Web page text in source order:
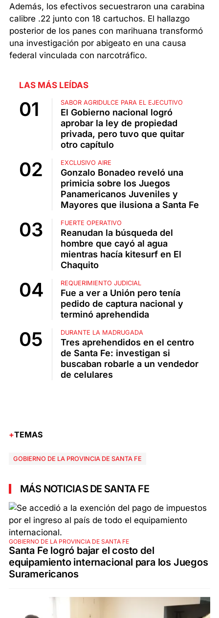
Además, los efectivos secuestraron una carabina
calibre .22 junto con 18 cartuchos. El hallazgo
posterior de los panes con marihuana transformó
una investigación por abigeato en una causa
federal vinculada con narcotráfico.
LAS MÁS LEÍDAS
SABOR AGRIDULCE PARA EL EJECUTIVO
El Gobierno nacional logró
aprobar la ley de propiedad
privada, pero tuvo que quitar
otro capítulo
EXCLUSIVO AIRE
Gonzalo Bonadeo reveló una
primicia sobre los Juegos
Panamericanos Juveniles y
Mayores que ilusiona a Santa Fe
FUERTE OPERATIVO
Reanudan la búsqueda del
hombre que cayó al agua
mientras hacía kitesurf en El
Chaquito
REQUERIMIENTO JUDICIAL
Fue a ver a Unión pero tenía
pedido de captura nacional y
terminó aprehendida
DURANTE LA MADRUGADA
Tres aprehendidos en el centro
de Santa Fe: investigan si
buscaban robarle a un vendedor
de celulares
TEMAS
GOBIERNO DE LA PROVINCIA DE SANTA FE
MÁS NOTICIAS DE SANTA FE
GOBIERNO DE LA PROVINCIA DE SANTA FE
Santa Fe logró bajar el costo del
equipamiento internacional para los Juegos
Suramericanos